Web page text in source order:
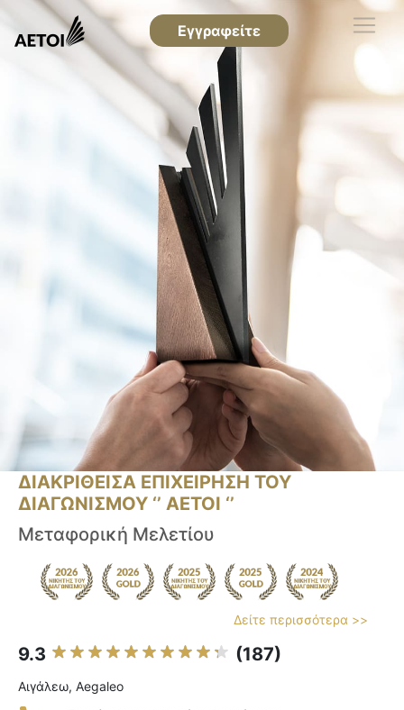
Εγγραφείτε
ΔΙΑΚΡΙΘΕΙΣΑ ΕΠΙΧΕΙΡΗΣΗ ΤΟΥ
ΔΙΑΓΩΝΙΣΜΟΥ ‘’ ΑΕΤΟΙ ‘’
Μεταφορική Μελετίου
Δείτε περισσότερα >>
9.3 (187)
Αιγάλεω, Aegaleo